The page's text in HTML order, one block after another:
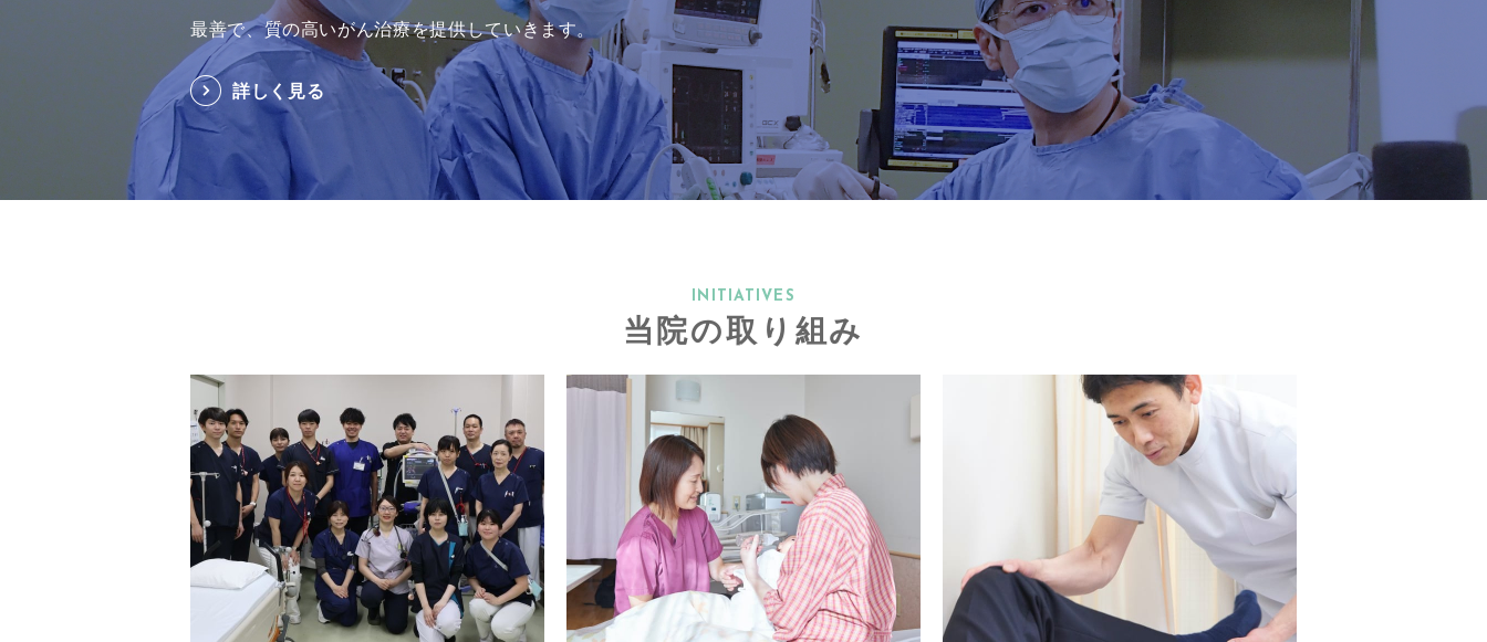
最善で、質の高いがん治療を提供していきます。
詳しく見る
INITIATIVES
当院の取り組み